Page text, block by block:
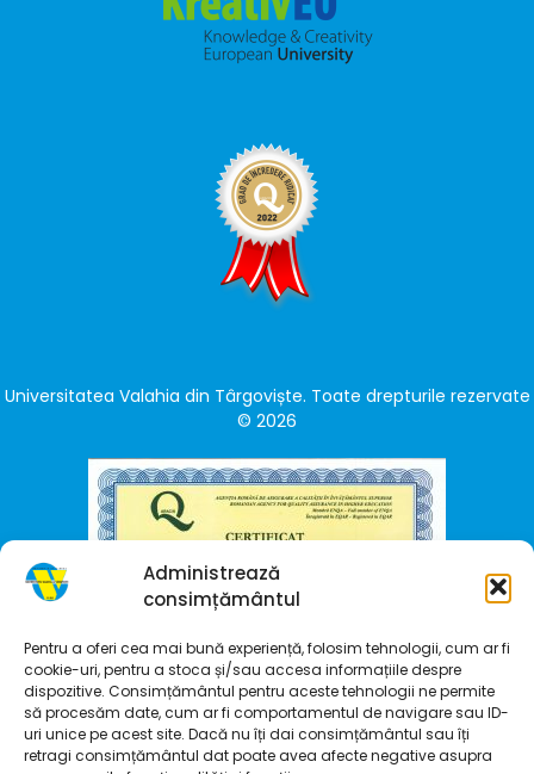
Administrează
consimțământul
Pentru a oferi cea mai bună experiență, folosim tehnologii, cum ar fi
cookie-uri, pentru a stoca și/sau accesa informațiile despre
dispozitive. Consimțământul pentru aceste tehnologii ne permite
să procesăm date, cum ar fi comportamentul de navigare sau ID-
uri unice pe acest site. Dacă nu îți dai consimțământul sau îți
retragi consimțământul dat poate avea afecte negative asupra
Universitatea Valahia din Târgoviște. Toate drepturile rezervate
© 2026